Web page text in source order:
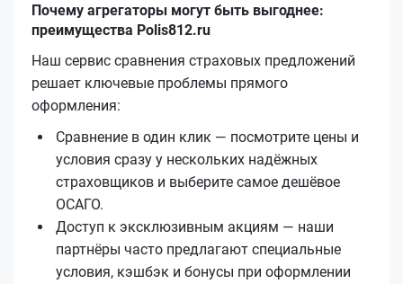
Почему агрегаторы могут быть выгоднее:
преимущества Polis812.ru
Наш сервис сравнения страховых предложений
решает ключевые проблемы прямого
оформления:
Сравнение в один клик — посмотрите цены и
условия сразу у нескольких надёжных
страховщиков и выберите самое дешёвое
ОСАГО.
Доступ к эксклюзивным акциям — наши
партнёры часто предлагают специальные
условия, кэшбэк и бонусы при оформлении